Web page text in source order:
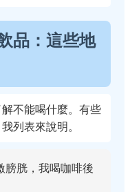
品：這些地
不能喝什麼。有些
列表來說明。
膀胱，我喝咖啡後